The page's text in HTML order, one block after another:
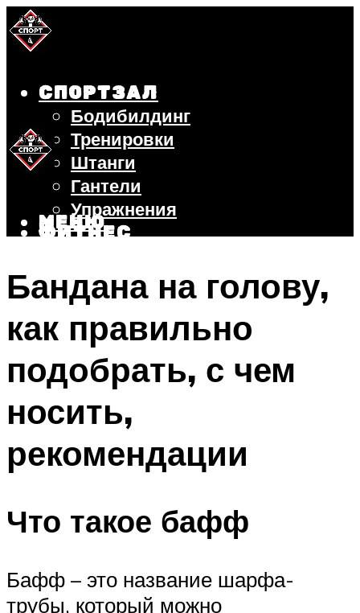
СПОРТЗАЛ
Бодибилдинг
Тренировки
Штанги
Гантели
Упражнения
ФИТНЕС
ВЕЛОСИПЕД
ПОХУДЕНИЕ
МЕНЮ
МЕНЮ
Бандана на голову,
как правильно
подобрать, с чем
носить,
рекомендации
Что такое бафф
Бафф – это название шарфа-
трубы, который можно